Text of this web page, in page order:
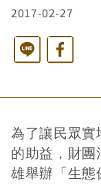
全球華
2017-02-27
Line
為了讓民眾實
的助益，財團
雄舉辦「生態